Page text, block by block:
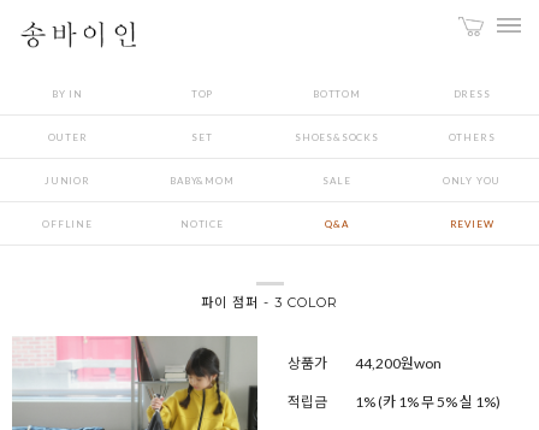
BY IN TOP BOTTOM DRESS
OUTER SET SHOES&SOCKS OTHERS
JUNIOR BABY&MOM SALE ONLY YOU
OFFLINE NOTICE Q&A REVIEW
파이 점퍼 - 3 COLOR
상품가 44,200원won
적립금 1% (카 1% 무 5% 실 1%)